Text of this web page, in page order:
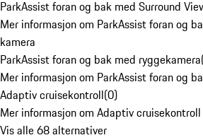
ParkAssist foran og bak med Surround
Mer informasjon om ParkAssist foran og
kamera
ParkAssist foran og bak med ryggekamera
Mer informasjon om ParkAssist foran og
Adaptiv cruisekontroll(0)
Mer informasjon om Adaptiv cruisekontroll
Vis alle 68 alternativer